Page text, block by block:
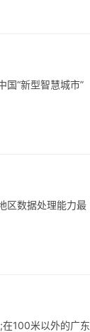
国“新型智慧城市”
区数据处理能力最
100米以外的广东